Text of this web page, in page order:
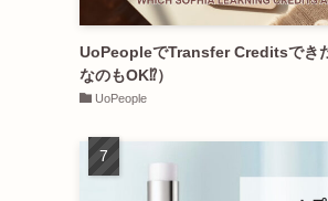
UoPeopleでTransfer Creditsでき
なのもOK⁉︎）
UoPeople